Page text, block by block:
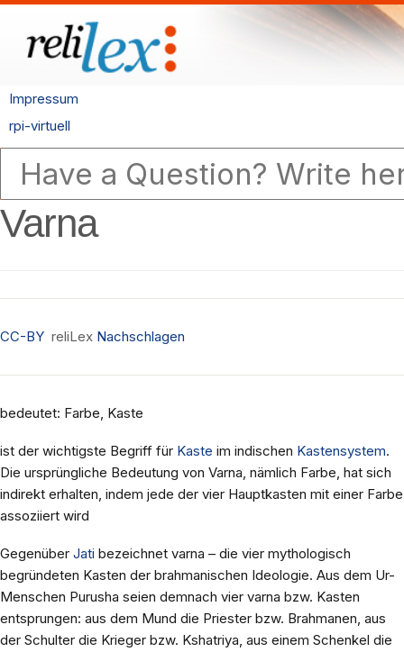
Impressum
rpi-virtuell
Varna
CC-BY reliLex Nachschlagen
bedeutet: Farbe, Kaste
ist der wichtigste Begriff für Kaste im indischen Kastensystem.
Die ursprüngliche Bedeutung von Varna, nämlich Farbe, hat sich
indirekt erhalten, indem jede der vier Hauptkasten mit einer Farbe
assoziiert wird
Gegenüber Jati bezeichnet varna – die vier mythologisch
begründeten Kasten der brahmanischen Ideologie. Aus dem Ur-
Menschen Purusha seien demnach vier varna bzw. Kasten
entsprungen: aus dem Mund die Priester bzw. Brahmanen, aus
der Schulter die Krieger bzw. Kshatriya, aus einem Schenkel die